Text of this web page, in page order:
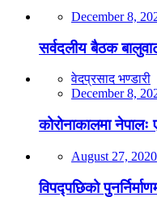
December 8,
सर्वदलीय बैठक
वेदप्रसाद भण्डारी
December 8,
कोरोनाकालमा
August 27, 2020
विपद्पछिको